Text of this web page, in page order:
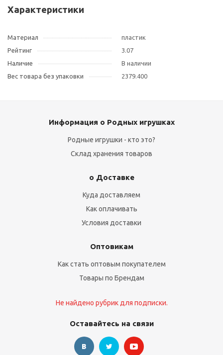
Характеристики
Материал
пластик
Рейтинг
3.07
Наличие
В наличии
Вес товара без упаковки
2379.400
Информация о Родных игрушках
Родные игрушки - кто это?
Склад хранения товаров
о Доставке
Куда доставляем
Как оплачивать
Условия доставки
Оптовикам
Как стать оптовым покупателем
Товары по Брендам
Не найдено рубрик для подписки.
Оставайтесь на связи